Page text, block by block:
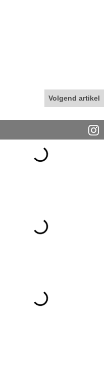
Volgend artikel